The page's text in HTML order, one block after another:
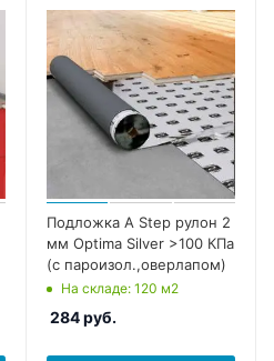
Подложка A Step рулон 2
мм Optima Silver >100 КПа
(с пароизол.,оверлапом)
На складе: 120 м2
284руб.